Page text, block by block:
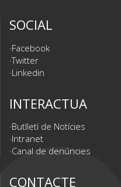
SOCIAL
Facebook
Twitter
Linkedin
INTERACTUA
Butlletí de Notícies
Intranet
Canal de denúncies
CONTACTE